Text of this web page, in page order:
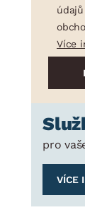
Více
pro
VÍCE